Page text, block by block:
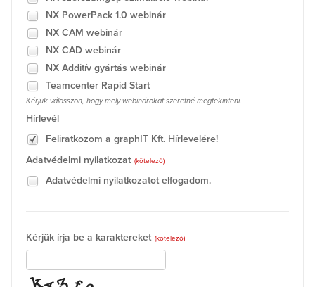
NX PowerPack 1.0 webinár
NX CAM webinár
NX CAD webinár
NX Additív gyártás webinár
Teamcenter Rapid Start
Kérjük válasszon, hogy mely webinárokat szeretné megtekinteni.
Hírlevél
Feliratkozom a graphIT Kft. Hírlevelére!
Adatvédelmi nyilatkozat (kötelező)
Adatvédelmi nyilatkozatot elfogadom.
Kérjük írja be a karaktereket (kötelező)